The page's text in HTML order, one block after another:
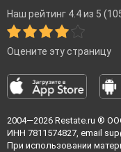
Наш рейтинг 4.4 из 5
Оцените эту страницу
2004—2026 Restate.ru ®
ИНН 7811574827, email
При использовании